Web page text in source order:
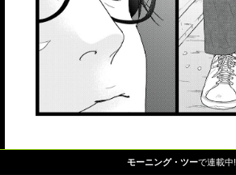
モーニング・ツーで連載中!